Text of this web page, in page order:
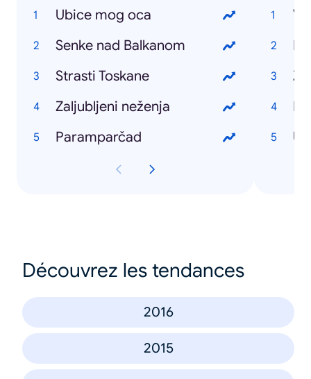
Ubice mog oca
Senke nad Balkanom
Strasti Toskane
Zaljubljeni neženja
Paramparčad
Découvrez les tendances
2016
2015